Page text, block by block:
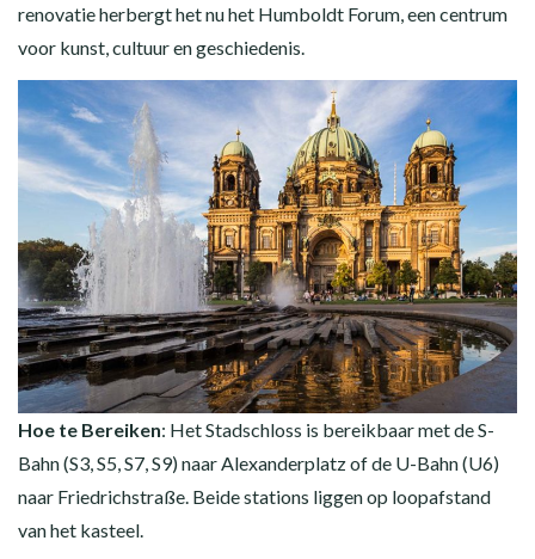
renovatie herbergt het nu het Humboldt Forum, een centrum
voor kunst, cultuur en geschiedenis.
Hoe te Bereiken: Het Stadschloss is bereikbaar met de S-
Bahn (S3, S5, S7, S9) naar Alexanderplatz of de U-Bahn (U6)
naar Friedrichstraße. Beide stations liggen op loopafstand
van het kasteel.